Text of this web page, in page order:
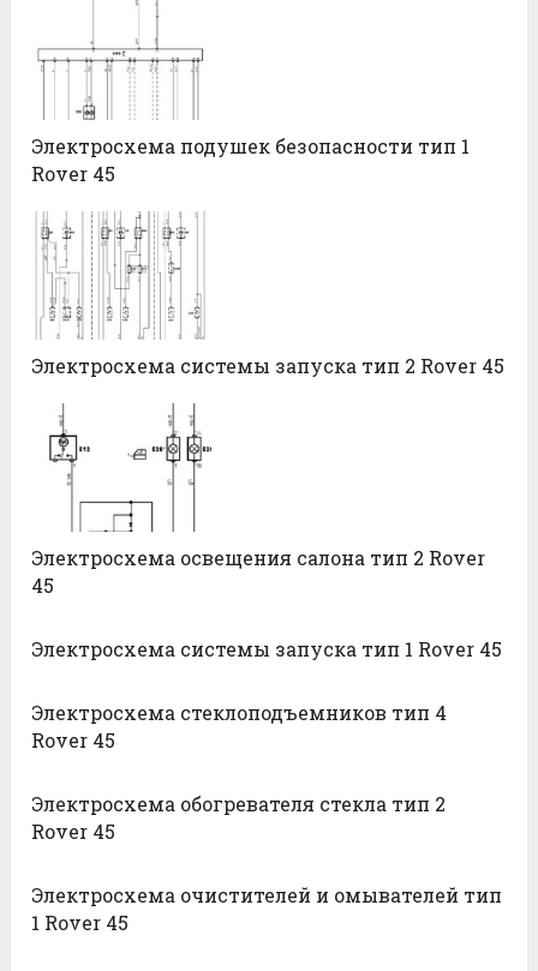
Электросхема подушек безопасности тип 1
Rover 45
Электросхема системы запуска тип 2 Rover 45
Электросхема освещения салона тип 2 Rover
45
Электросхема системы запуска тип 1 Rover 45
Электросхема стеклоподъемников тип 4
Rover 45
Электросхема обогревателя стекла тип 2
Rover 45
Электросхема очистителей и омывателей тип
1 Rover 45